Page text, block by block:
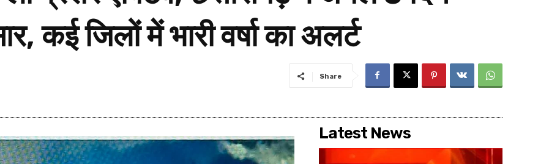
कई जिलों में भारी वर्षा का अलर्ट
Share
Latest News